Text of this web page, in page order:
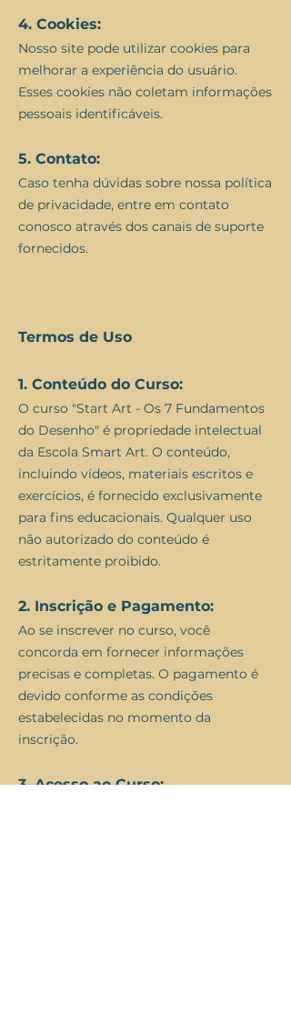
4. Cookies:
Nosso site pode utilizar cookies para
melhorar a experiência do usuário.
Esses cookies não coletam informações
pessoais identificáveis.
5. Contato:
Caso tenha dúvidas sobre nossa política
de privacidade, entre em contato
conosco através dos canais de suporte
fornecidos.
Termos de Uso
1. Conteúdo do Curso:
O curso "Start Art - Os 7 Fundamentos
do Desenho" é propriedade intelectual
da Escola Smart Art. O conteúdo,
incluindo vídeos, materiais escritos e
exercícios, é fornecido exclusivamente
para fins educacionais. Qualquer uso
não autorizado do conteúdo é
estritamente proibido.
2. Inscrição e Pagamento:
Ao se inscrever no curso, você
concorda em fornecer informações
precisas e completas. O pagamento é
devido conforme as condições
estabelecidas no momento da
inscrição.
3. Acesso ao Curso: